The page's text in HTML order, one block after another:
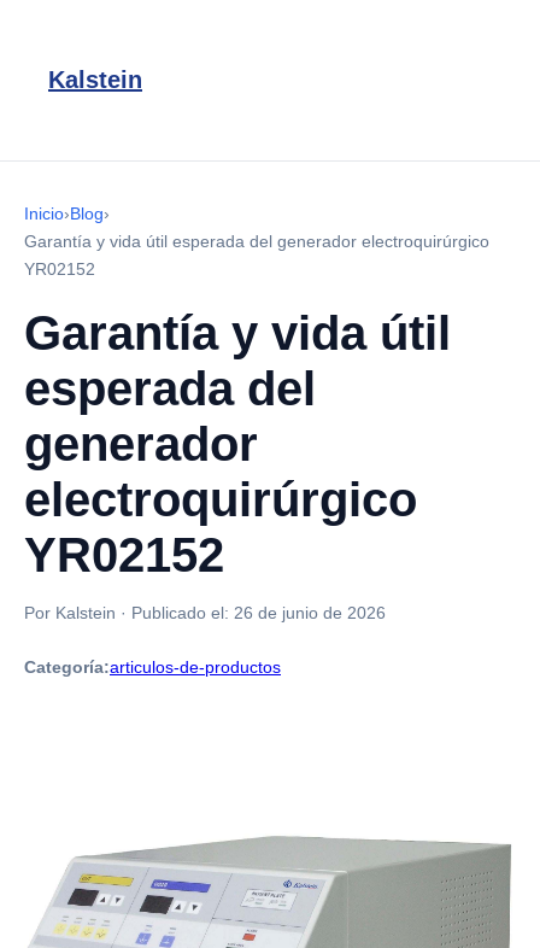
Kalstein
Inicio›Blog›
Garantía y vida útil esperada del generador electroquirúrgico
YR02152
Garantía y vida útil
esperada del
generador
electroquirúrgico
YR02152
Por Kalstein · Publicado el: 26 de junio de 2026
Categoría:articulos-de-productos